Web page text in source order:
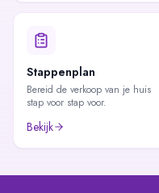
Stappenplan
Bereid de verkoop van je huis
stap voor stap voor.
Bekijk